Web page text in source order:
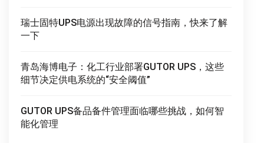
瑞士固特UPS电源出现故障的信号指南，快来了解
一下
青岛海博电子：化工行业部署GUTOR UPS，这些
细节决定供电系统的“安全阈值”
GUTOR UPS备品备件管理面临哪些挑战，如何智
能化管理